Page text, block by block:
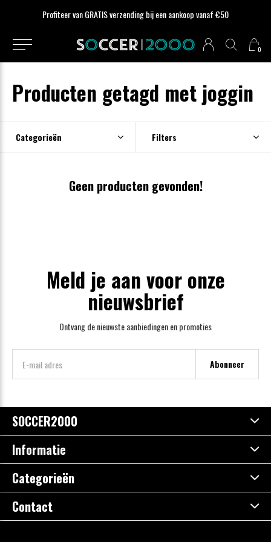
0
Profiteer van GRATIS verzending bij een aankoop vanaf €50
Producten getagd met joggin
Categorieën Filters
Geen producten gevonden!
Meld je aan voor onze
nieuwsbrief
Ontvang de nieuwste aanbiedingen en promoties
Abonneer
SOCCER2000
Informatie
Categorieën
Contact